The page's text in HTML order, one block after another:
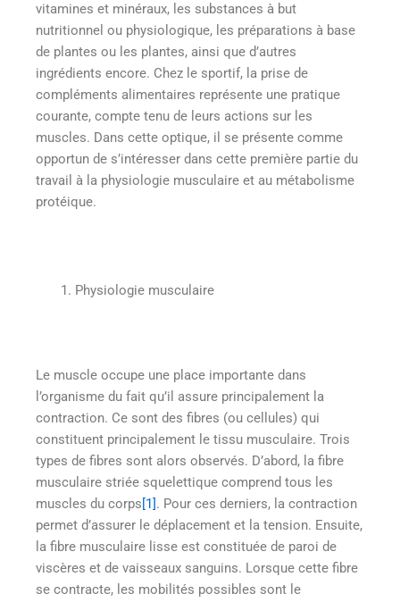
vitamines et minéraux, les substances à but
nutritionnel ou physiologique, les préparations à base
de plantes ou les plantes, ainsi que d’autres
ingrédients encore. Chez le sportif, la prise de
compléments alimentaires représente une pratique
courante, compte tenu de leurs actions sur les
muscles. Dans cette optique, il se présente comme
opportun de s’intéresser dans cette première partie du
travail à la physiologie musculaire et au métabolisme
protéique.
Physiologie musculaire
Le muscle occupe une place importante dans
l’organisme du fait qu’il assure principalement la
contraction. Ce sont des fibres (ou cellules) qui
constituent principalement le tissu musculaire. Trois
types de fibres sont alors observés. D’abord, la fibre
musculaire striée squelettique comprend tous les
muscles du corps [1] . Pour ces derniers, la contraction
permet d’assurer le déplacement et la tension. Ensuite,
la fibre musculaire lisse est constituée de paroi de
viscères et de vaisseaux sanguins. Lorsque cette fibre
se contracte, les mobilités possibles sont le